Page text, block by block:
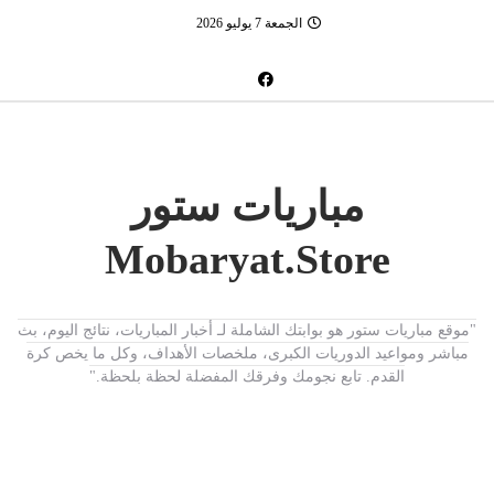
الجمعة 7 يوليو 2026
مباريات ستور
Mobaryat.Store
"موقع مباريات ستور هو بوابتك الشاملة لـ أخبار المباريات، نتائج اليوم، بث
مباشر ومواعيد الدوريات الكبرى، ملخصات الأهداف، وكل ما يخص كرة
القدم. تابع نجومك وفرقك المفضلة لحظة بلحظة."